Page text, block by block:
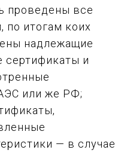
проведены все
по итогам коих
надлежащие
сертификаты и
или же РФ;
— в случае